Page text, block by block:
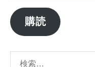
ア
ド
ス
購読